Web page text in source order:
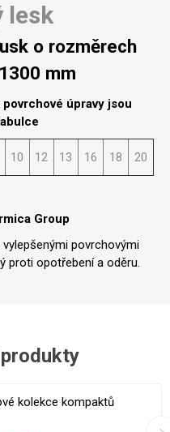
lesk
o rozměrech
mm
úpravy jsou
10 12 13 16 18 20
Group
povrchovými
proti opotřebení a oděru.
kolekce kompaktů